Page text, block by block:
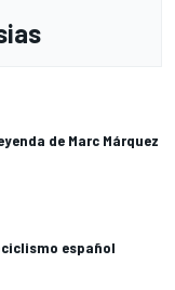
de Marc Márquez
español